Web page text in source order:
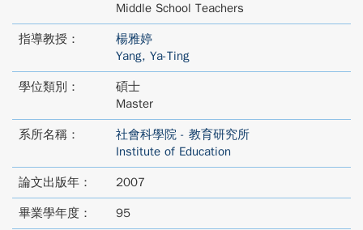
Middle School Teachers
指導教授：
楊雅婷
Yang, Ya-Ting
學位類別：
碩士
Master
系所名稱：
社會科學院 - 教育研究所
Institute of Education
論文出版年： 2007
畢業學年度： 95